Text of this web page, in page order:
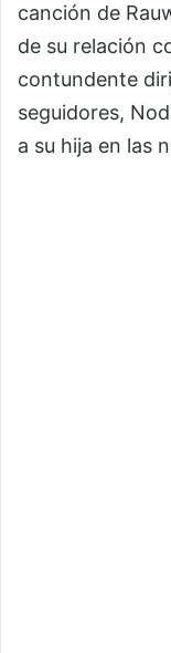
canción de
de su relación
contundente
seguidores,
a su hija en las